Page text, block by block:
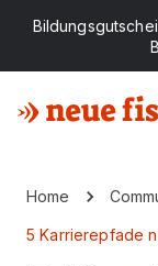
Home
5 Karrierepfade